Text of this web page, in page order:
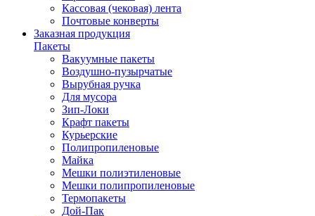
Кассовая (чековая) лента
Почтовые конверты
Заказная продукция
Пакеты
Вакуумные пакеты
Воздушно-пузырчатые
Вырубная ручка
Для мусора
Зип-Локи
Крафт пакеты
Курьерские
Полипропиленовые
Майка
Мешки полиэтиленовые
Мешки полипропиленовые
Термопакеты
Дой-Пак